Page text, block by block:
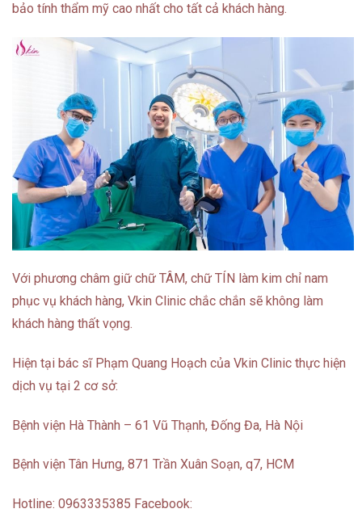
bảo tính thẩm mỹ cao nhất cho tất cả khách hàng.
Với phương châm giữ chữ TÂM, chữ TÍN làm kim chỉ nam
phục vụ khách hàng, Vkin Clinic chắc chắn sẽ không làm
khách hàng thất vọng.
Hiện tại bác sĩ Phạm Quang Hoạch của Vkin Clinic thực hiện
dịch vụ tại 2 cơ sở:
Bệnh viện Hà Thành – 61 Vũ Thạnh, Đống Đa, Hà Nội
Bệnh viện Tân Hưng, 871 Trần Xuân Soạn, q7, HCM
Hotline: 0963335385 Facebook: